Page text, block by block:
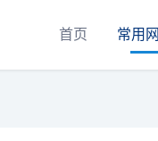
首页 常用